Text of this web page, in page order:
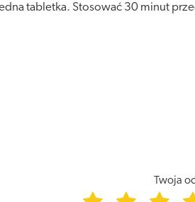
tabletka. Stosować 30 minut
Twoja